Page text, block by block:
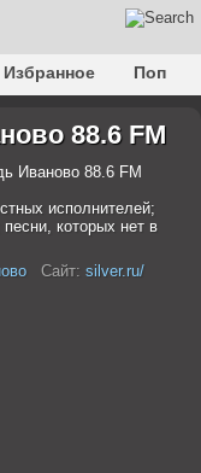
Избранное
Поп
хаус
Фолк
88.6 FM
Иваново 88.6 FM
исполнителей;
которых нет в
Сайт: silver.ru/